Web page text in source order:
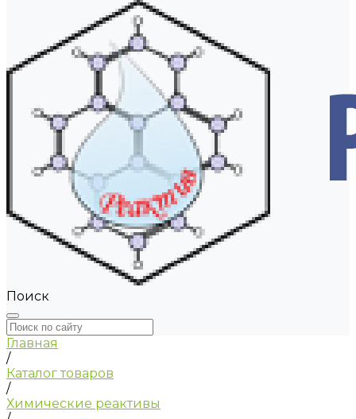
Поиск
Главная
/
Каталог товаров
/
Химические реактивы